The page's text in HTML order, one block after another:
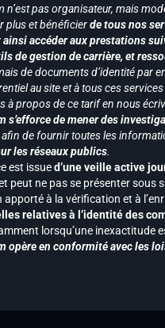
n’est pas organisateur, mais
plus et bénéficierde tous nos
ainsi accéder aux prestations
de gestion de carrière, et
de documents d’identité par
au site et à tous ces
à propos de ce tarif en nous
s’efforce de mener des
de fournir toutes les
les réseaux publics.
est issued’une veille active
peut ne pas se présenter sous
apporté à la vérification et à
relatives à l’identité des
lorsqu’une inexactitude
opère en conformité avec les